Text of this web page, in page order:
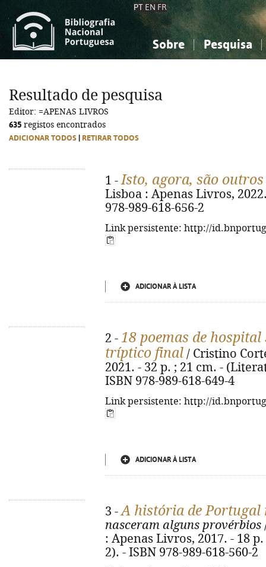
PT EN FR
Sobre Pesquisa
Ciências sociais...
Ciências sociais...
Resultado de pesquisa
Editor: =APENAS LIVROS
635 registos encontrados
ADICIONAR TODOS RETIRAR TODOS
1 -Isto, agora, são
Lisboa : Apenas Livros,
978-989-618-656-2
Link persistente: http://
ADICIONAR À LISTA
2 - 18 poemas de
tríptico final / Cristino
2021. - 32 p. ; 21 cm. -
ISBN 978-989-618-649-4
Link persistente: http://
ADICIONAR À LISTA
3 -A história de Portugal
nasceram alguns provérbios
: Apenas Livros, 2017. - 18
2). - ISBN 978-989-618-560-2